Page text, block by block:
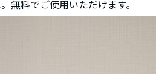
無料でご使用いただけます。